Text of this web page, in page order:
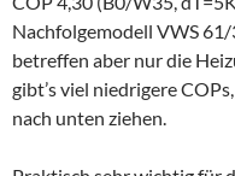
Nachfolgemodell VWS
betreffen aber nur die
gibt’s viel niedrigere
nach unten ziehen.